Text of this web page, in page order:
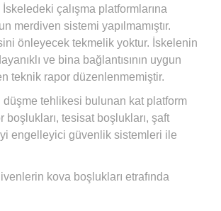
İskeledeki çalışma platformlarına
merdiven sistemi yapılmamıştır.
önleyecek tekmelik yoktur. İskelenin
ve bina bağlantısının uygun
teknik rapor düzenlenmemiştir.
düşme tehlikesi bulunan kat platform
boşlukları, tesisat boşlukları, şaft
engelleyici güvenlik sistemleri ile
kova boşlukları etrafında